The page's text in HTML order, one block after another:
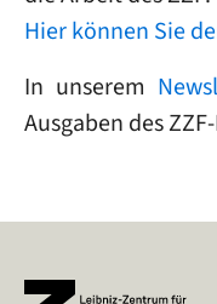
Hier können Sie
In unserem
Ausgaben des